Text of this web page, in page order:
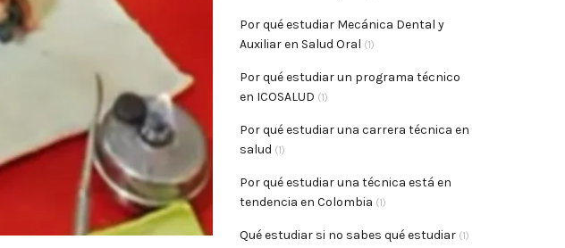
Por qué estudiar Mecánica Dental y
Auxiliar en Salud Oral (1)
Por qué estudiar un programa técnico
en ICOSALUD (1)
Por qué estudiar una carrera técnica en
salud (1)
Por qué estudiar una técnica está en
tendencia en Colombia (1)
Qué estudiar si no sabes qué estudiar(1)